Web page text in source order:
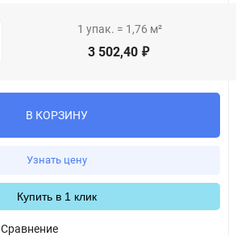
1 упак. = 1,76 м²
3 502,40 ₽
В КОРЗИНУ
Узнать цену
Купить в 1 клик
Сравнение